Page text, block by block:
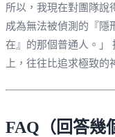
所以，我現在對團隊說
成為無法被偵測的『隱
在』的那個普通人。」
上，往往比追求極致的
FAQ（回答幾